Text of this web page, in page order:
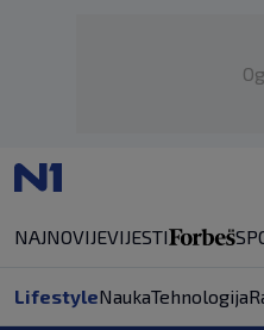
NAJNOVIJEVIJESTI
LifestyleNaukaTehnologija